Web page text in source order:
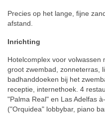
Precies op het lange, fijne
afstand.
Inrichting
Hotelcomplex voor volwassen
groot zwembad, zonneterras,
badhanddoeken bij het
receptie, internethoek. 4
"Palma Real" en Las Adelfas
("Orquidea" lobbybar, piano